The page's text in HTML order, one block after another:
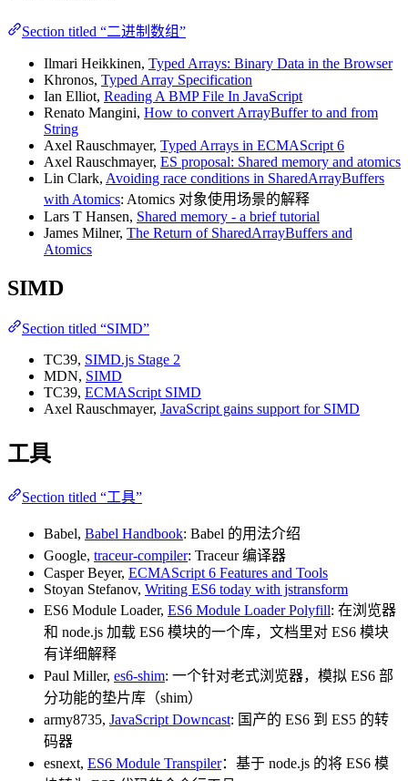
Section titled “二进制数组”
Ilmari Heikkinen, Typed Arrays: Binary Data in the Browser
Khronos, Typed Array Specification
Ian Elliot, Reading A BMP File In JavaScript
Renato Mangini, How to convert ArrayBuffer to and from
String
Axel Rauschmayer, Typed Arrays in ECMAScript 6
Axel Rauschmayer, ES proposal: Shared memory and atomics
Lin Clark, Avoiding race conditions in SharedArrayBuffers
with Atomics: Atomics 对象使用场景的解释
Lars T Hansen, Shared memory - a brief tutorial
James Milner, The Return of SharedArrayBuffers and
Atomics
SIMD
Section titled “SIMD”
TC39, SIMD.js Stage 2
MDN, SIMD
TC39, ECMAScript SIMD
Axel Rauschmayer, JavaScript gains support for SIMD
工具
Section titled “工具”
Babel, Babel Handbook: Babel 的用法介绍
Google, traceur-compiler: Traceur 编译器
Casper Beyer, ECMAScript 6 Features and Tools
Stoyan Stefanov, Writing ES6 today with jstransform
ES6 Module Loader, ES6 Module Loader Polyfill: 在浏览器
和 node.js 加载 ES6 模块的一个库，文档里对 ES6 模块
有详细解释
Paul Miller, es6-shim: 一个针对老式浏览器，模拟 ES6 部
分功能的垫片库（shim）
army8735, JavaScript Downcast: 国产的 ES6 到 ES5 的转
码器
esnext, ES6 Module Transpiler：基于 node.js 的将 ES6 模